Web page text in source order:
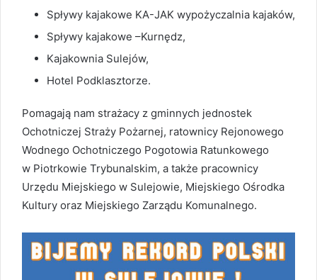
Spływy kajakowe KA-JAK wypożyczalnia kajaków,
Spływy kajakowe –Kurnędz,
Kajakownia Sulejów,
Hotel Podklasztorze.
Pomagają nam strażacy z gminnych jednostek
Ochotniczej Straży Pożarnej, ratownicy Rejonowego
Wodnego Ochotniczego Pogotowia Ratunkowego
w Piotrkowie Trybunalskim, a także pracownicy
Urzędu Miejskiego w Sulejowie, Miejskiego Ośrodka
Kultury oraz Miejskiego Zarządu Komunalnego.